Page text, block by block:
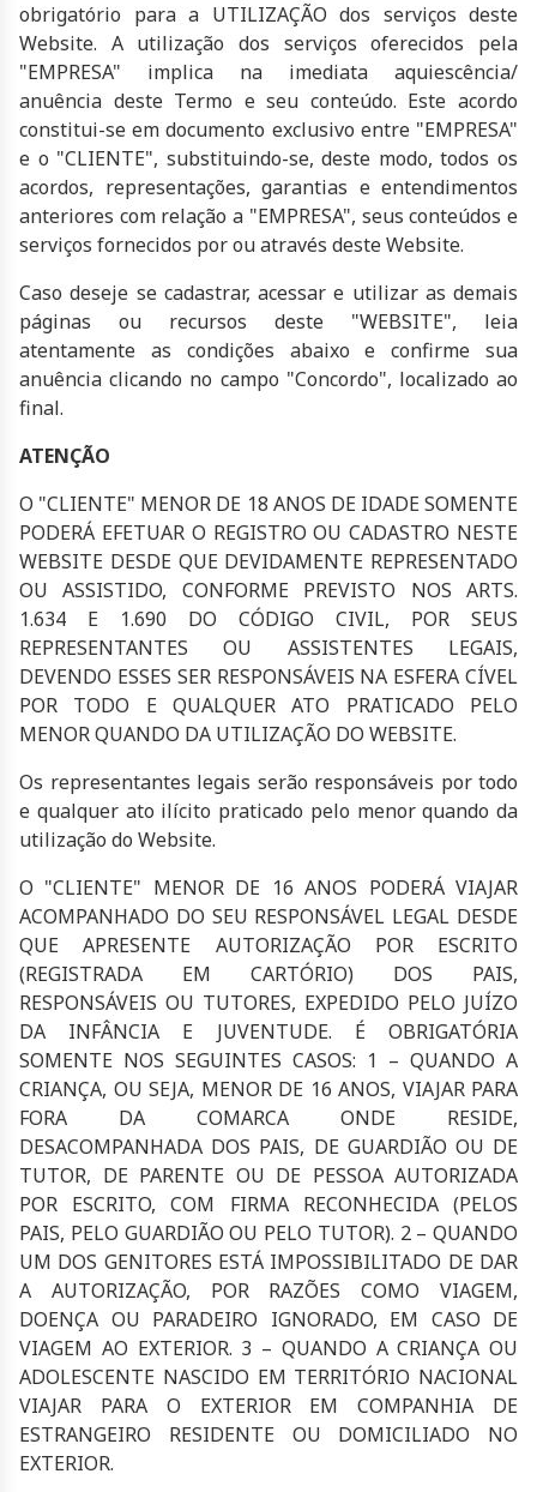
obrigatório para a UTILIZAÇÃO dos serviços deste
Website. A utilização dos serviços oferecidos pela
"EMPRESA" implica na imediata aquiescência/
anuência deste Termo e seu conteúdo. Este acordo
constitui-se em documento exclusivo entre "EMPRESA"
e o "CLIENTE", substituindo-se, deste modo, todos os
acordos, representações, garantias e entendimentos
anteriores com relação a "EMPRESA", seus conteúdos e
serviços fornecidos por ou através deste Website.
Caso deseje se cadastrar, acessar e utilizar as demais
páginas ou recursos deste "WEBSITE", leia
atentamente as condições abaixo e confirme sua
anuência clicando no campo "Concordo", localizado ao
final.
ATENÇÃO
O "CLIENTE" MENOR DE 18 ANOS DE IDADE SOMENTE
PODERÁ EFETUAR O REGISTRO OU CADASTRO NESTE
WEBSITE DESDE QUE DEVIDAMENTE REPRESENTADO
OU ASSISTIDO, CONFORME PREVISTO NOS ARTS.
1.634 E 1.690 DO CÓDIGO CIVIL, POR SEUS
REPRESENTANTES OU ASSISTENTES LEGAIS,
DEVENDO ESSES SER RESPONSÁVEIS NA ESFERA CÍVEL
POR TODO E QUALQUER ATO PRATICADO PELO
MENOR QUANDO DA UTILIZAÇÃO DO WEBSITE.
Os representantes legais serão responsáveis por todo
e qualquer ato ilícito praticado pelo menor quando da
utilização do Website.
O "CLIENTE" MENOR DE 16 ANOS PODERÁ VIAJAR
ACOMPANHADO DO SEU RESPONSÁVEL LEGAL DESDE
QUE APRESENTE AUTORIZAÇÃO POR ESCRITO
(REGISTRADA EM CARTÓRIO) DOS PAIS,
RESPONSÁVEIS OU TUTORES, EXPEDIDO PELO JUÍZO
DA INFÂNCIA E JUVENTUDE. É OBRIGATÓRIA
SOMENTE NOS SEGUINTES CASOS: 1 – QUANDO A
CRIANÇA, OU SEJA, MENOR DE 16 ANOS, VIAJAR PARA
FORA DA COMARCA ONDE RESIDE,
DESACOMPANHADA DOS PAIS, DE GUARDIÃO OU DE
TUTOR, DE PARENTE OU DE PESSOA AUTORIZADA
POR ESCRITO, COM FIRMA RECONHECIDA (PELOS
PAIS, PELO GUARDIÃO OU PELO TUTOR). 2 – QUANDO
UM DOS GENITORES ESTÁ IMPOSSIBILITADO DE DAR
A AUTORIZAÇÃO, POR RAZÕES COMO VIAGEM,
DOENÇA OU PARADEIRO IGNORADO, EM CASO DE
VIAGEM AO EXTERIOR. 3 – QUANDO A CRIANÇA OU
ADOLESCENTE NASCIDO EM TERRITÓRIO NACIONAL
VIAJAR PARA O EXTERIOR EM COMPANHIA DE
ESTRANGEIRO RESIDENTE OU DOMICILIADO NO
EXTERIOR.